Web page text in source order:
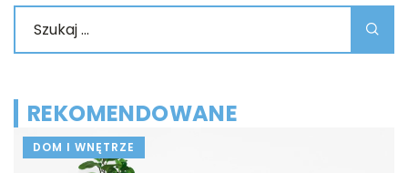
REKOMENDOWANE
DOM I WNĘTRZE